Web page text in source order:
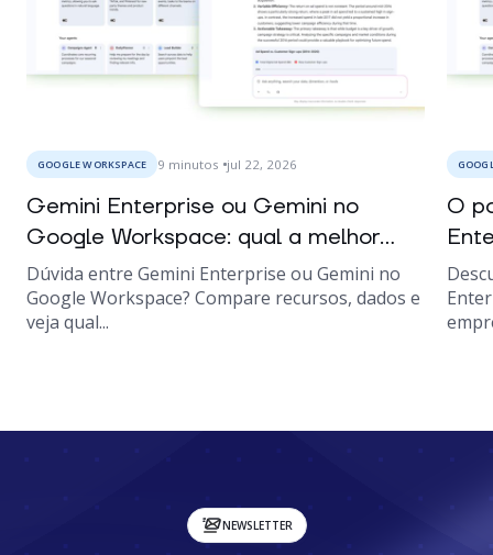
GOOGLE WORKSPACE 9 minutos jul 22, 2026
Gemini Enterprise ou Gemini no
Google Workspace: qual a melhor...
Dúvida entre Gemini Enterprise ou Gemini no
Google Workspace? Compare recursos, dados e
veja qual...
O
NEWSLETTER